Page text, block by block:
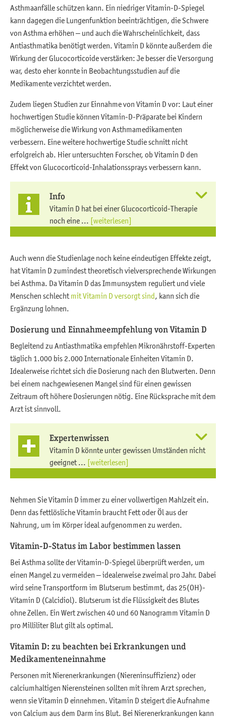
Asthmaanfälle schützen kann. Ein niedriger Vitamin-D-Spiegel
kann dagegen die Lungenfunktion beeinträchtigen, die Schwere
von Asthma erhöhen – und auch die Wahrscheinlichkeit, dass
Antiasthmatika benötigt werden. Vitamin D könnte außerdem die
Wirkung der Glucocorticoide verstärken: Je besser die Versorgung
war, desto eher konnte in Beobachtungsstudien auf die
Medikamente verzichtet werden.
Zudem liegen Studien zur Einnahme von Vitamin D vor: Laut einer
hochwertigen Studie können Vitamin-D-Präparate bei Kindern
möglicherweise die Wirkung von Asthmamedikamenten
verbessern. Eine weitere hochwertige Studie schnitt nicht
erfolgreich ab. Hier untersuchten Forscher, ob Vitamin D den
Effekt von Glucocorticoid-Inhalationssprays verbessern kann.
Info
Vitamin D hat bei einer Glucocorticoid-Therapie
noch eine ... [weiterlesen]
Auch wenn die Studienlage noch keine eindeutigen Effekte zeigt,
hat Vitamin D zumindest theoretisch vielversprechende Wirkungen
bei Asthma. Da Vitamin D das Immunsystem reguliert und viele
Menschen schlecht mit Vitamin D versorgt sind, kann sich die
Ergänzung lohnen.
Dosierung und Einnahmeempfehlung von Vitamin D
Begleitend zu Antiasthmatika empfehlen Mikronährstoff-Experten
täglich 1.000 bis 2.000 Internationale Einheiten Vitamin D.
Idealerweise richtet sich die Dosierung nach den Blutwerten. Denn
bei einem nachgewiesenen Mangel sind für einen gewissen
Zeitraum oft höhere Dosierungen nötig. Eine Rücksprache mit dem
Arzt ist sinnvoll.
Expertenwissen
Vitamin D könnte unter gewissen Umständen nicht
geeignet ... [weiterlesen]
Nehmen Sie Vitamin D immer zu einer vollwertigen Mahlzeit ein.
Denn das fettlösliche Vitamin braucht Fett oder Öl aus der
Nahrung, um im Körper ideal aufgenommen zu werden.
Vitamin-D-Status im Labor bestimmen lassen
Bei Asthma sollte der Vitamin-D-Spiegel überprüft werden, um
einen Mangel zu vermeiden – idealerweise zweimal pro Jahr. Dabei
wird seine Transportform im Blutserum bestimmt, das 25(OH)-
Vitamin D (Calcidiol). Blutserum ist die Flüssigkeit des Blutes
ohne Zellen. Ein Wert zwischen 40 und 60 Nanogramm Vitamin D
pro Milliliter Blut gilt als optimal.
Vitamin D: zu beachten bei Erkrankungen und
Medikamenteneinnahme
Personen mit Nierenerkrankungen (Niereninsuffizienz) oder
calciumhaltigen Nierensteinen sollten mit ihrem Arzt sprechen,
wenn sie Vitamin D einnehmen. Vitamin D steigert die Aufnahme
von Calcium aus dem Darm ins Blut. Bei Nierenerkrankungen kann